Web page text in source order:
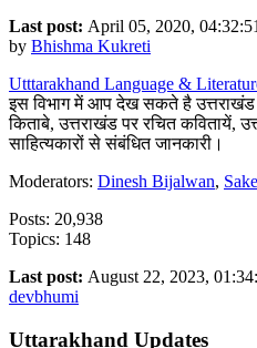
Last post: April 05, 2020,
by Bhishma Kukreti
Utttarakhand Language &
इस विभाग में आप देख सकते है उत्तराखंड
किताबे, उत्तराखंड पर रचित कवितायें,
साहित्यकारों से संबंधित जानकारी।
Moderators: Dinesh Bijalwan,
Posts: 20,938
Topics: 148
Last post: August 22, 2023,
devbhumi
Uttarakhand Updates